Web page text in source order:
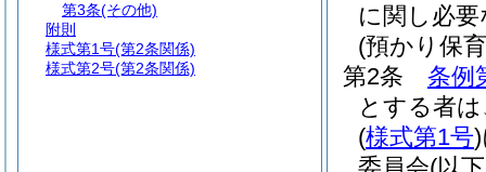
に関し必
(預かり保
第2条
条例
とする者
(様式第1号)
第3条(その他)
附則
様式第1号(第2条関係)
様式第2号(第2条関係)